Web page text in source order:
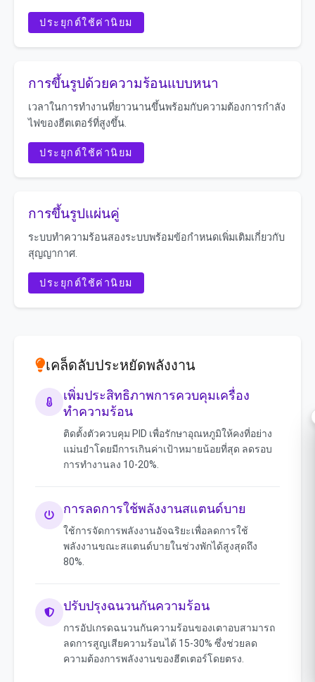
ประยุกต์ใช้ค่านิยม
การขึ้นรูปด้วยความร้อนแบบหนา
เวลาในการทำงานที่ยาวนานขึ้นพร้อมกับความต้องการกำลัง
ไฟของฮีตเตอร์ที่สูงขึ้น.
ประยุกต์ใช้ค่านิยม
การขึ้นรูปแผ่นคู่
ระบบทำความร้อนสองระบบพร้อมข้อกำหนดเพิ่มเติมเกี่ยวกับ
สุญญากาศ.
ประยุกต์ใช้ค่านิยม
เคล็ดลับประหยัดพลังงาน
เพิ่มประสิทธิภาพการควบคุมเครื่อง
ทำความร้อน
ติดตั้งตัวควบคุม PID เพื่อรักษาอุณหภูมิให้คงที่อย่าง
แม่นยำโดยมีการเกินค่าเป้าหมายน้อยที่สุด ลดรอบ
การทำงานลง 10-20%.
การลดการใช้พลังงานสแตนด์บาย
ใช้การจัดการพลังงานอัจฉริยะเพื่อลดการใช้
พลังงานขณะสแตนด์บายในช่วงพักได้สูงสุดถึง
80%.
ปรับปรุงฉนวนกันความร้อน
การอัปเกรดฉนวนกันความร้อนของเตาอบสามารถ
ลดการสูญเสียความร้อนได้ 15-30% ซึ่งช่วยลด
ความต้องการพลังงานของฮีตเตอร์โดยตรง.